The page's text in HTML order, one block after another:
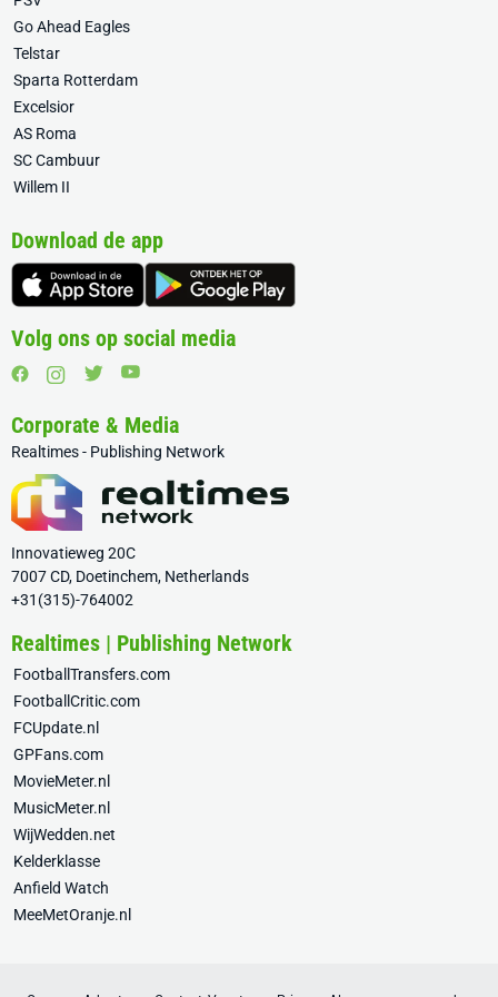
Go Ahead Eagles
Telstar
Sparta Rotterdam
Excelsior
AS Roma
SC Cambuur
Willem II
Download de app
Volg ons op social media
Corporate & Media
Realtimes - Publishing Network
Innovatieweg 20C
7007 CD, Doetinchem, Netherlands
+31(315)-764002
Realtimes | Publishing Network
FootballTransfers.com
FootballCritic.com
FCUpdate.nl
GPFans.com
MovieMeter.nl
MusicMeter.nl
WijWedden.net
Kelderklasse
Anfield Watch
MeeMetOranje.nl